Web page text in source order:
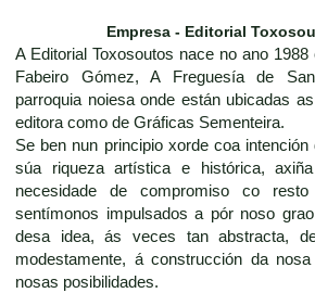
Empresa - Editorial
A Editorial Toxosoutos nace no ano
Fabeiro Gómez, A Freguesía de
parroquia noiesa onde están ubicadas
editora como de Gráficas Sementeira.
Se ben nun principio xorde coa
súa riqueza artística e histórica,
necesidade de compromiso co
sentímonos impulsados a pór noso
desa idea, ás veces tan abstracta,
modestamente, á construcción da
nosas posibilidades.